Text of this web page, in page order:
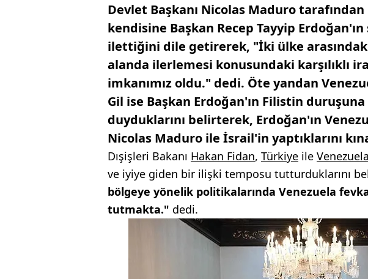
Devlet Başkanı Nicolas Maduro
kendisine Başkan Recep Tayyip
ilettiğini dile getirerek, "İki ülke
alanda ilerlemesi konusundaki karşılıklı
imkanımız oldu." dedi. Öte yandan
Gil ise Başkan Erdoğan'ın Filistin
duyduklarını belirterek, Erdoğan'ın
Nicolas Maduro ile İsrail'in yaptıklarını
Dışişleri Bakanı Hakan Fidan, Türkiye ile Venezuela
ve iyiye giden bir ilişki temposu tutturduklarını
bölgeye yönelik politikalarında Venezuela
tutmakta." dedi.